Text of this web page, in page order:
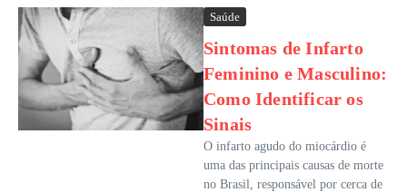
Saúde
Sintomas de Infarto
Feminino e Masculino:
Como Identificar os
Sinais
O infarto agudo do miocárdio é
uma das principais causas de morte
no Brasil, responsável por cerca de